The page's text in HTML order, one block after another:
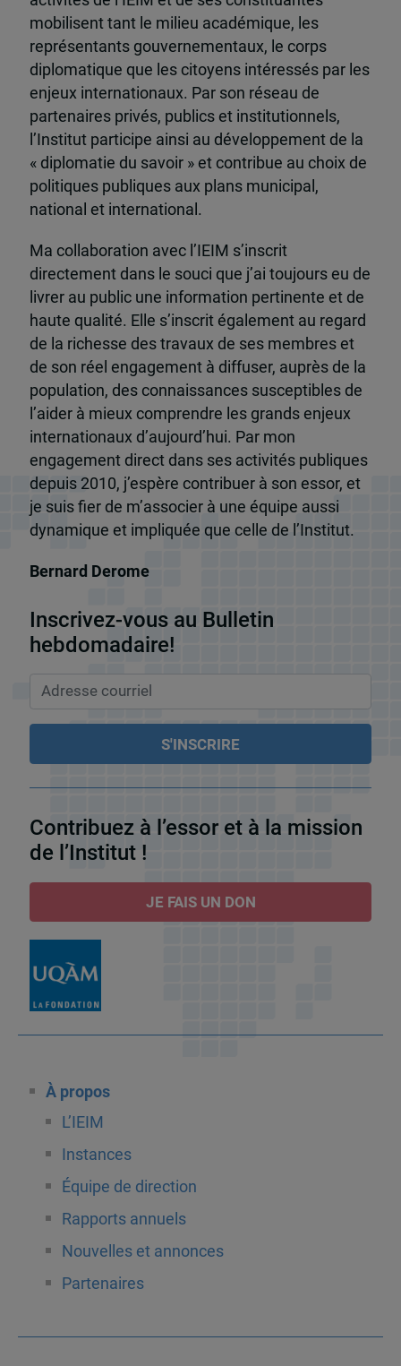
mobilisent tant le milieu académique, les
représentants gouvernementaux, le corps
diplomatique que les citoyens intéressés par les
enjeux internationaux. Par son réseau de
partenaires privés, publics et institutionnels,
l’Institut participe ainsi au développement de la
« diplomatie du savoir » et contribue au choix de
politiques publiques aux plans municipal,
national et international.
Ma collaboration avec l’IEIM s’inscrit
directement dans le souci que j’ai toujours eu de
livrer au public une information pertinente et de
haute qualité. Elle s’inscrit également au regard
de la richesse des travaux de ses membres et
de son réel engagement à diffuser, auprès de la
population, des connaissances susceptibles de
l’aider à mieux comprendre les grands enjeux
internationaux d’aujourd’hui. Par mon
engagement direct dans ses activités publiques
depuis 2010, j’espère contribuer à son essor, et
je suis fier de m’associer à une équipe aussi
dynamique et impliquée que celle de l’Institut.
Bernard Derome
Inscrivez-vous au Bulletin
hebdomadaire!
Contribuez à l’essor et à la mission
de l’Institut !
JE FAIS UN DON
À propos
L’IEIM
Instances
Équipe de direction
Rapports annuels
Nouvelles et annonces
Partenaires